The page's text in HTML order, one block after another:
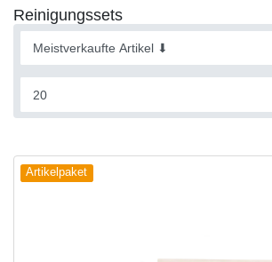
Reinigungssets
Artikelpaket